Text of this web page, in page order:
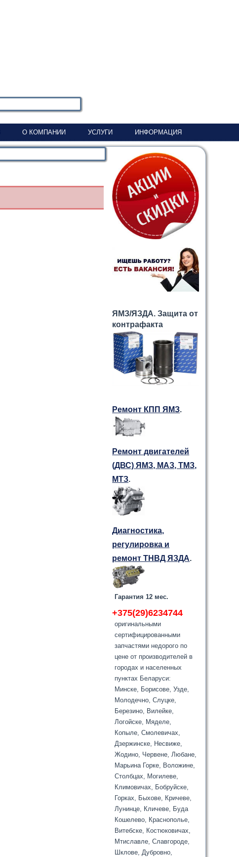
О КОМПАНИИ УСЛУГИ ИНФОРМАЦИЯ
ЯМЗ/ЯЗДА. Защита от
контрафакта
Ремонт КПП ЯМЗ.
Ремонт двигателей
(ДВС) ЯМЗ, МАЗ, ТМЗ,
МТЗ.
Диагностика,
регулировка и
ремонт ТНВД ЯЗДА.
Гарантия 12 мес.
+375(29)6234744
оригинальными
сертифицированными
запчастями недорого по
цене от производителей в
городах и населенных
пунктах Беларуси:
Минске, Борисове, Узде,
Молодечно, Слуцке,
Березино, Вилейке,
Логойске, Мяделе,
Копыле, Смолевичах,
Дзержинске, Несвиже,
Жодино, Червене, Любане,
Марьина Горке, Воложине,
Столбцах, Могилеве,
Климовичах, Бобруйске,
Горках, Быхове, Кричеве,
Лунинце, Кличеве, Буда
Кошелево, Краснополье,
Витебске, Костюковичах,
Мтиславле, Славгороде,
Шклове, Дубровно,